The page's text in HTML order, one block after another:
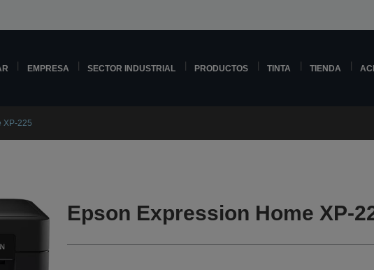
EMPRESA SECTOR INDUSTRIAL PRODUCTOS TINTA TIENDA
XP-225
Epson Expression Home XP-